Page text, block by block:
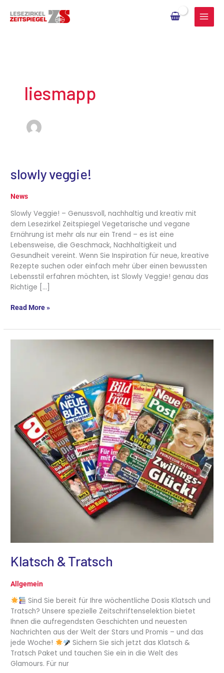
Inhalt
liesmapp
slowly veggie!
News
Slowly Veggie! – Genussvoll, nachhaltig und kreativ mit
dem Lesezirkel Zeitspiegel Vegetarische und vegane
Ernährung ist mehr als nur ein Trend – es ist eine
Lebensweise, die Geschmack, Nachhaltigkeit und
Gesundheit vereint. Wenn Sie Inspiration für neue, kreative
Rezepte suchen oder einfach mehr über einen bewussten
Lebensstil erfahren möchten, ist Slowly Veggie! genau das
Richtige […]
slowly
veggie!
Read More »
Klatsch & Tratsch
Allgemein
Sind Sie bereit für Ihre wöchentliche Dosis Klatsch und
Tratsch? Unsere spezielle Zeitschriftenselektion bietet
Ihnen die aufregendsten Geschichten und neuesten
Nachrichten aus der Welt der Stars und Promis – und das
jede Woche!
Sichern Sie sich jetzt das Klatsch &
Tratsch Paket und tauchen Sie ein in die Welt des
Glamours. Für nur